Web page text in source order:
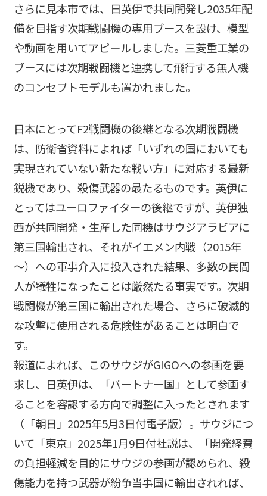
さらに見本市では、日英伊で共同開発し2035年配
備を目指す次期戦闘機の専用ブースを設け、模型
や動画を用いてアピールしました。三菱重工業の
ブースには次期戦闘機と連携して飛行する無人機
のコンセプトモデルも置かれました。
日本にとってF2戦闘機の後継となる次期戦闘機
は、防衛省資料によれば「いずれの国においても
実現されていない新たな戦い方」に対応する最新
鋭機であり、殺傷武器の最たるものです。英伊に
とってはユーロファイターの後継ですが、英伊独
西が共同開発・生産した同機はサウジアラビアに
第三国輸出され、それがイエメン内戦（2015年
～）への軍事介入に投入された結果、多数の民間
人が犠牲になったことは厳然たる事実です。次期
戦闘機が第三国に輸出された場合、さらに破滅的
な攻撃に使用される危険性があることは明白で
す。
報道によれば、このサウジがGIGOへの参画を要
求し、日英伊は、「パートナー国」として参画す
ることを容認する方向で調整に入ったとされます
（「朝日」2025年5月3日付電子版）。サウジにつ
いて「東京」2025年1月9日付社説は、「開発経費
の負担軽減を目的にサウジの参画が認められ、殺
傷能力を持つ武器が紛争当事国に輸出されれば、